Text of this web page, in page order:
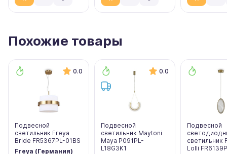
Похожие товары
0.0
Подвесной
светильник Freya
Bride FR5367PL-01BS
Freya (Германия)
0.0
Подвесной
светильник Maytoni
Maya P091PL-
L18G3K1
Подвесной
светильник
Lolli